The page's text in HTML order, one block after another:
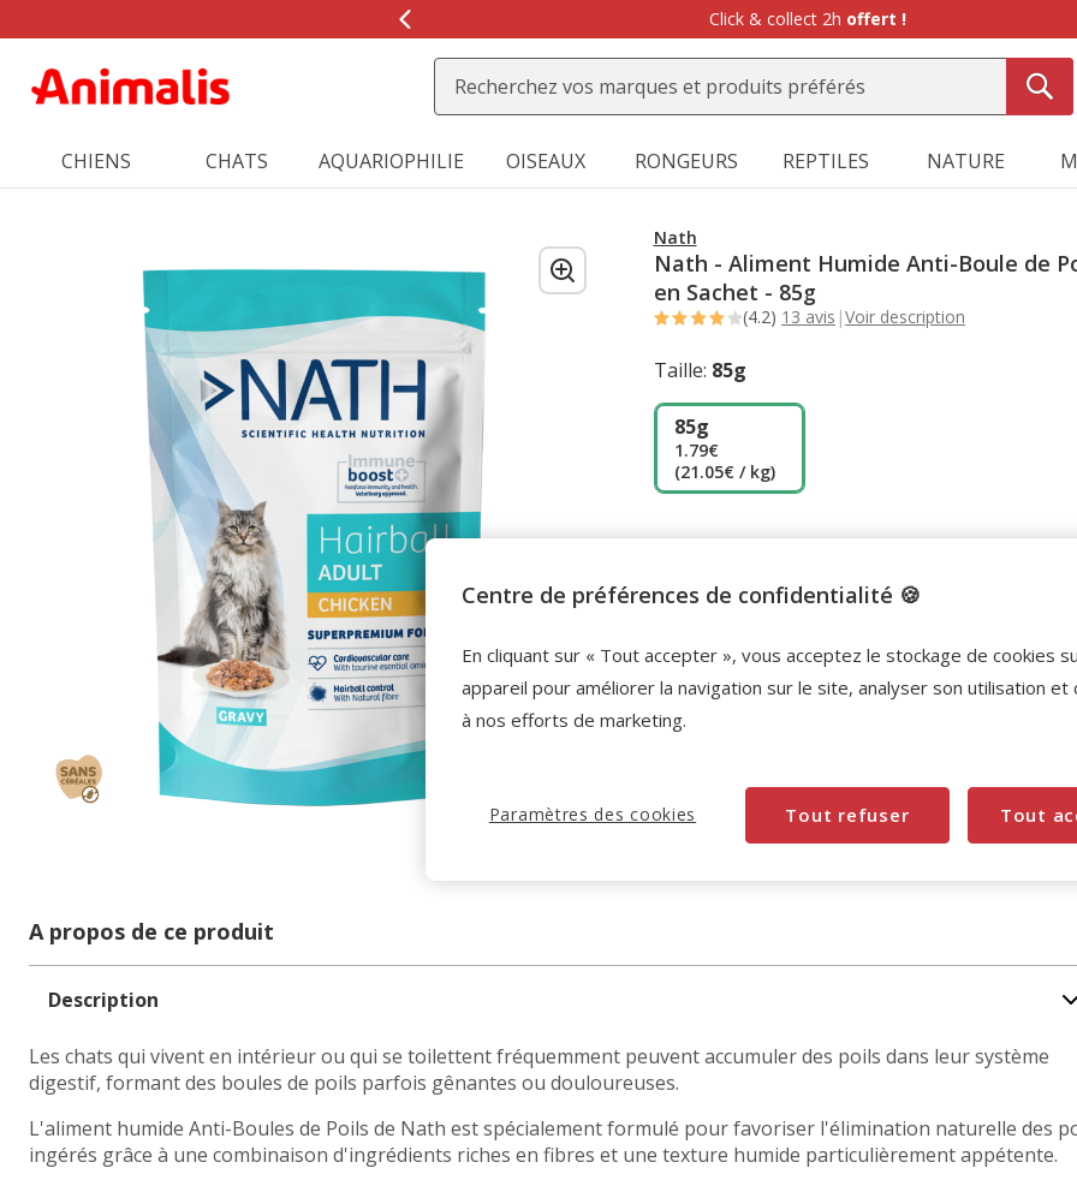
de
message,
Click & collect 2h offert !
CHIENS CHATS AQUARIOPHILIE OISEAUX RONGEURS REPTILES NATURE
Nath
Nath - Aliment Humide Anti-Boule de
en Sachet - 85g
(4.2) 13 avis |Voir description
Taille: 85g
85g
1.79€
(21.05€ / kg)
A propos de ce produit
Description
Les chats qui vivent en intérieur ou qui se toilettent fréquemment peuvent accumuler des poils dans leur système
digestif, formant des boules de poils parfois gênantes ou douloureuses.
L'aliment humide Anti-Boules de Poils de Nath est spécialement formulé pour favoriser l'élimination naturelle des
ingérés grâce à une combinaison d'ingrédients riches en fibres et une texture humide particulièrement appétente.
Centre de préférences de confidentialité 🍪
En cliquant sur « Tout accepter », vous acceptez le stockage de cookies
appareil pour améliorer la navigation sur le site, analyser son utilisation et
à nos efforts de marketing.
Tout refuser Tout
Paramètres des cookies